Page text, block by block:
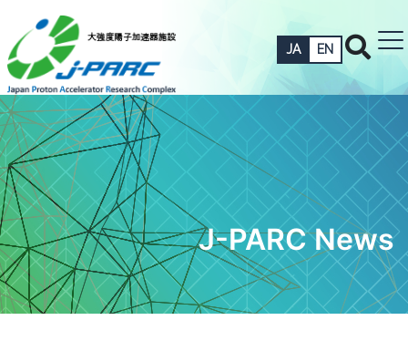
JA EN
J-PARC News